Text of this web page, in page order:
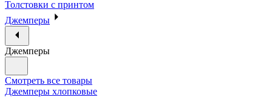
Толстовки с принтом
Джемперы
Джемперы
Смотреть все товары
Джемперы хлопковые